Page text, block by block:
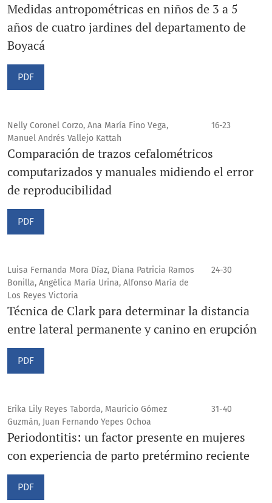
Medidas antropométricas en niños de 3 a 5
años de cuatro jardines del departamento de
Boyacá
PDF
Nelly Coronel Corzo, Ana María Fino Vega,
Manuel Andrés Vallejo Kattah
16-23
Comparación de trazos cefalométricos
computarizados y manuales midiendo el error
de reproducibilidad
PDF
Luisa Fernanda Mora Díaz, Diana Patricia Ramos
Bonilla, Angélica María Urina, Alfonso María de
Los Reyes Victoria
24-30
Técnica de Clark para determinar la distancia
entre lateral permanente y canino en erupción
PDF
Erika Lily Reyes Taborda, Mauricio Gómez
Guzmán, Juan Fernando Yepes Ochoa
31-40
Periodontitis: un factor presente en mujeres
con experiencia de parto pretérmino reciente
PDF